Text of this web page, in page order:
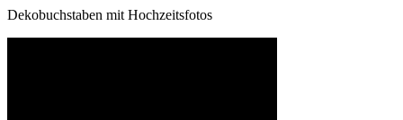
Dekobuchstaben mit Hochzeitsfotos